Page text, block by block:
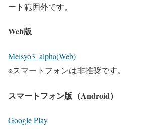
ート範囲外です。
Web版
Meisyo3_alpha(Web)
※スマートフォンは非推奨です。
スマートフォン版（Android）
Google Play